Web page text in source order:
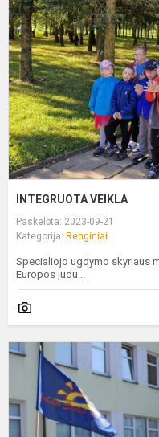
INTEGRUOTA VEIKLA
Paskelbta: 2023-09-21
Kategorija: Renginiai
Specialiojo ugdymo skyriaus
Europos judu...